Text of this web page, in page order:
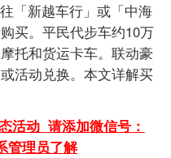
「新越车行」或「中海
买。平民代步车约10万
托和货运卡车。联动豪
活动兑换。本文详解买
活动 请添加微信号：
理员了解